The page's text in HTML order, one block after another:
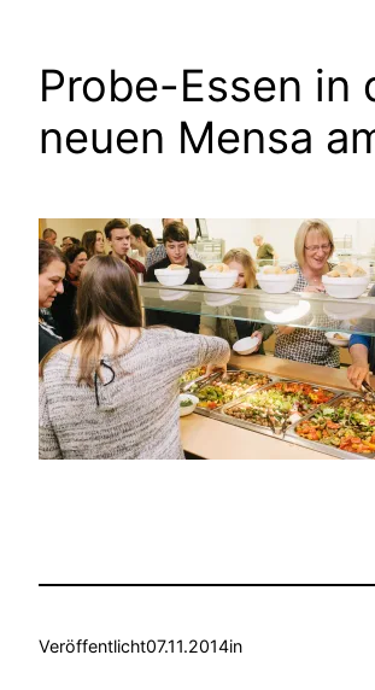
Probe-Essen in
neuen Mensa
Veröffentlicht07.11.2014in